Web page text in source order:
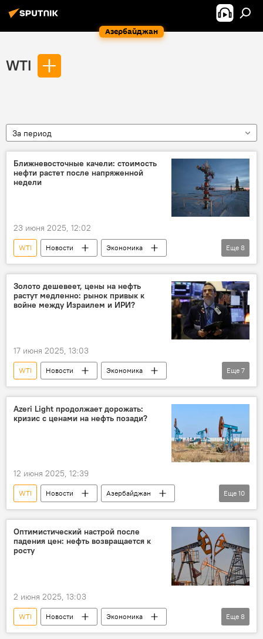
Азербайджан
WTI
За период
Ближневосточные качели: стоимость
нефти растет после напряженной
недели
23 июня 2025, 12:02
WTI Новости
Экономика
энергетика
Министерство энергетики АР
Нефть
нефтегазовая отрасль
Добыча нефти
Цена нефти
Brent
Еще 8
Золото дешевеет, цены на нефть
растут медленно: рынок привык к
войне между Израилем и ИРИ?
17 июня 2025, 13:03
WTI Новости
Экономика
энергетика
Цена нефти
биржи
Фьючерсы
Золото
Brent
Еще 7
Azeri Light продолжает дорожать:
кризис с ценами на нефть позади?
12 июня 2025, 12:39
WTI Новости
Азербайджан
Экономика
энергетика
Нефть
Цена нефти
Azeri Light
Brent
Азери-Чираг-Гюнешли
ОПЕК+
Еще 10
Оптимистический настрой после
падения цен: нефть возвращается к
росту
2 июня 2025, 13:03
WTI Новости
Экономика
энергетика
Нефть
Еще 8